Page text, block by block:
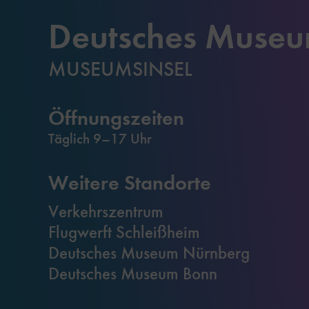
Deutsches
MUSEUMSINSEL
Öffnungszeiten
Täglich 9–17 Uhr
Weitere Standorte
Verkehrszentrum
Flugwerft Schleißheim
Deutsches Museum Nürnberg
Deutsches Museum Bonn